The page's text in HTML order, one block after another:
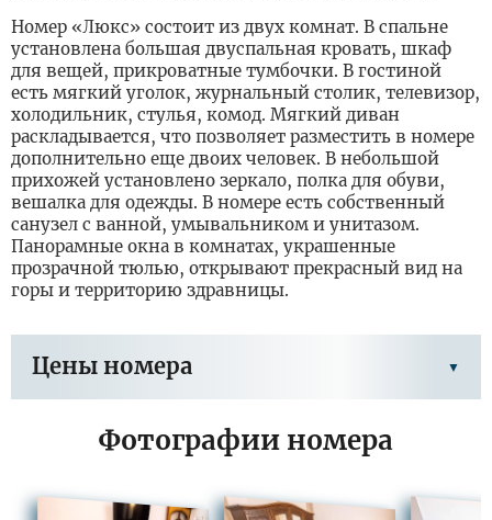
Номер «Люкс» состоит из двух комнат. В спальне
установлена большая двуспальная кровать, шкаф
для вещей, прикроватные тумбочки. В гостиной
есть мягкий уголок, журнальный столик, телевизор,
холодильник, стулья, комод. Мягкий диван
раскладывается, что позволяет разместить в номере
дополнительно еще двоих человек. В небольшой
прихожей установлено зеркало, полка для обуви,
вешалка для одежды. В номере есть собственный
санузел с ванной, умывальником и унитазом.
Панорамные окна в комнатах, украшенные
прозрачной тюлью, открывают прекрасный вид на
горы и территорию здравницы.
Цены номера
Заезд в периоде 16.03.2026 - 30.08.2026
Тариф
основного
Цена доп.
место
Фотографии номера